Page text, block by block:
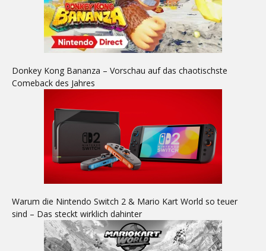
Donkey Kong Bananza – Vorschau auf das chaotischste
Comeback des Jahres
Warum die Nintendo Switch 2 & Mario Kart World so teuer
sind – Das steckt wirklich dahinter